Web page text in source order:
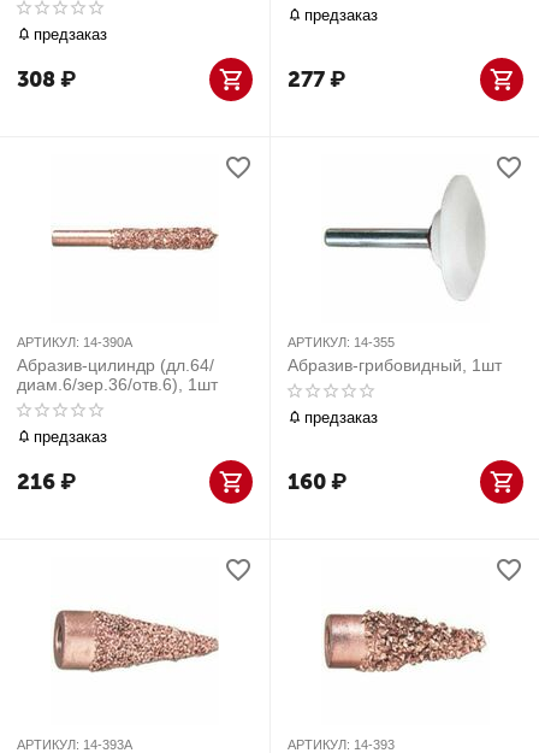
предзаказ
308₽
предзаказ
277₽
АРТИКУЛ: 14-390A
Абразив-цилиндр (дл.64/
диам.6/зер.36/отв.6), 1шт
предзаказ
216₽
АРТИКУЛ: 14-355
Абразив-грибовидный, 1шт
предзаказ
160₽
АРТИКУЛ: 14-393A АРТИКУЛ: 14-393